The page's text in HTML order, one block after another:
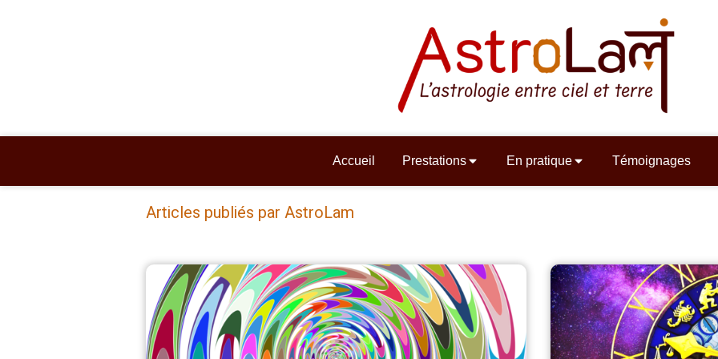
Accueil Prestations En pratique Témoignages
Articles publiés par AstroLam